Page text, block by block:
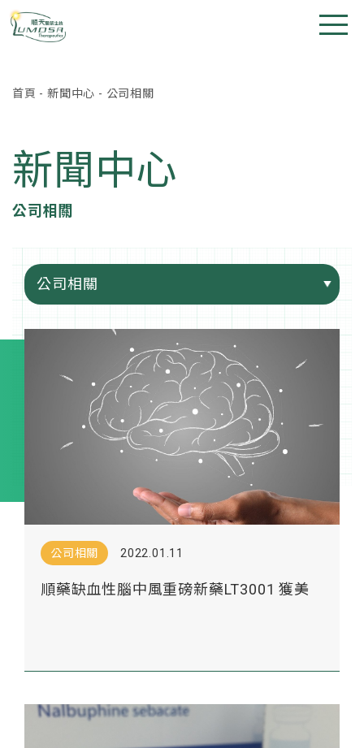
首頁 -新聞中心 - 公司相關
新聞中心
公司相關
公司相關 2022.01.11
順藥缺血性腦中風重磅新藥LT3001 獲美